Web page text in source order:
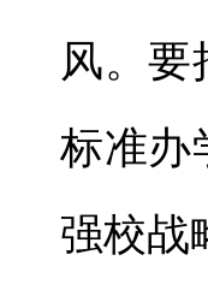
风。要
标准办
强校战